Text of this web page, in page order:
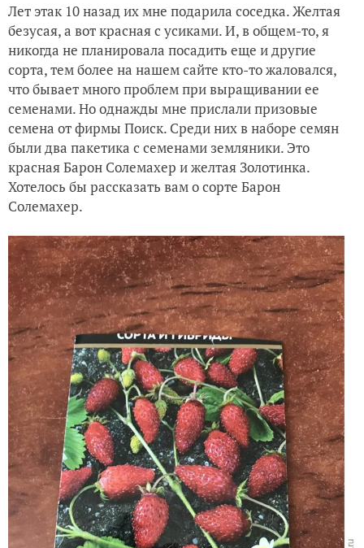
Лет этак 10 назад их мне подарила соседка. Желтая
безусая, а вот красная с усиками. И, в общем-то, я
никогда не планировала посадить еще и другие
сорта, тем более на нашем сайте кто-то жаловался,
что бывает много проблем при выращивании ее
семенами. Но однажды мне прислали призовые
семена от фирмы Поиск. Среди них в наборе семян
были два пакетика с семенами земляники. Это
красная Барон Солемахер и желтая Золотинка.
Хотелось бы рассказать вам о сорте Барон
Солемахер.